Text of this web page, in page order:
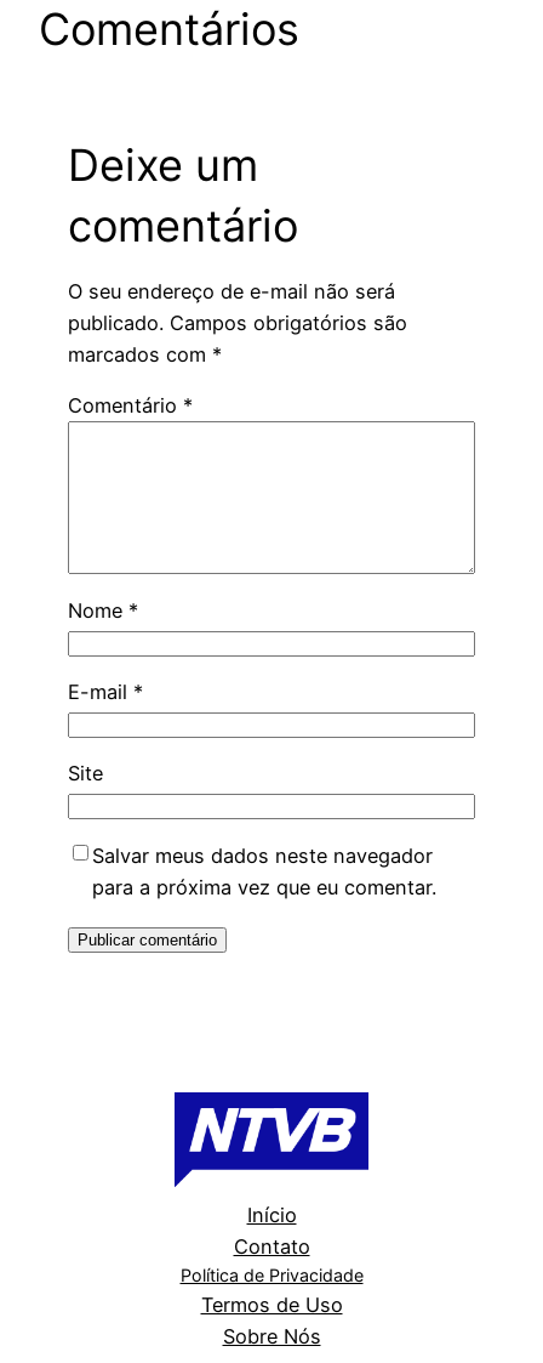
Comentários
Deixe um
comentário
O seu endereço de e-mail não será
publicado. Campos obrigatórios são
marcados com *
Comentário *
Nome *
E-mail *
Site
Salvar meus dados neste navegador
para a próxima vez que eu comentar.
Início
Contato
Política de Privacidade
Termos de Uso
Sobre Nós